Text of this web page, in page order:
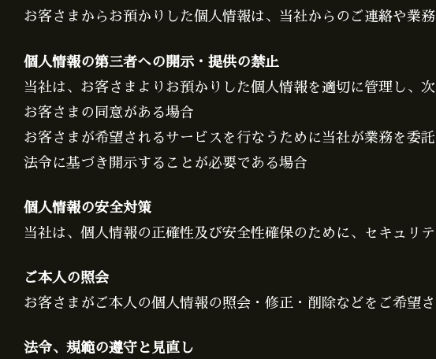
お客さまからお預かりした個人情報は、当社からのご連絡や業
個人情報の第三者への開示・提供の禁止
当社は、お客さまよりお預かりした個人情報を適切に管理し、
お客さまの同意がある場合
お客さまが希望されるサービスを行なうために当社が業務を委
法令に基づき開示することが必要である場合
個人情報の安全対策
当社は、個人情報の正確性及び安全性確保のために、セキュリ
ご本人の照会
お客さまがご本人の個人情報の照会・修正・削除などをご希望
法令、規範の遵守と見直し